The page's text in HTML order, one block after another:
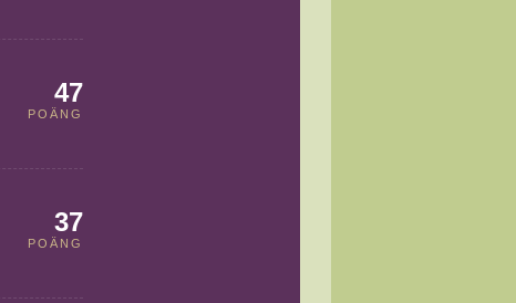
47
POÄNG
37
POÄNG